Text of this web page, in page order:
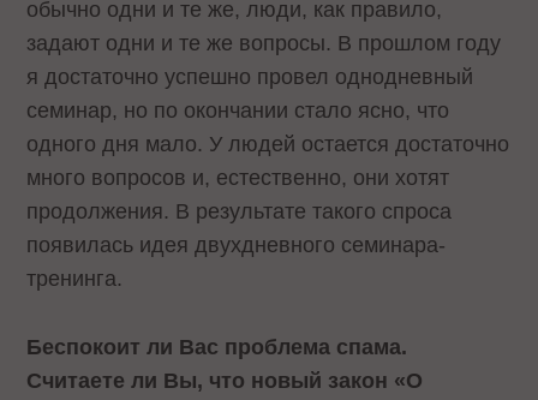
обычно одни и те же, люди, как правило,
задают одни и те же вопросы. В прошлом году
я достаточно успешно провел однодневный
семинар, но по окончании стало ясно, что
одного дня мало. У людей остается достаточно
много вопросов и, естественно, они хотят
продолжения. В результате такого спроса
появилась идея двухдневного семинара-
тренинга.
Беспокоит ли Вас проблема спама.
Считаете ли Вы, что новый закон «О